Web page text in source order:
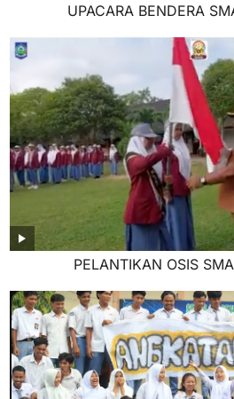
UPACARA BENDERA
PELANTIKAN OSIS